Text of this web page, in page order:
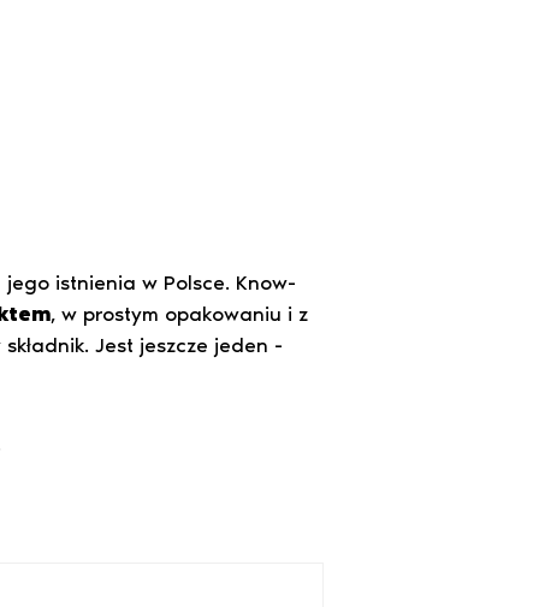
istnienia w Polsce. Know-
, w prostym opakowaniu i z
Jest jeszcze jeden -